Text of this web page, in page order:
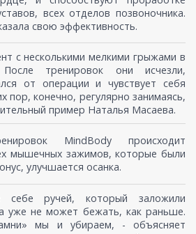
всех отделов позвоночника.
свою эффективность.
с несколькими мелкими грыжами в
После тренировок они исчезли,
от операции и чувствует себя
пор, конечно, регулярно занимаясь,
пример Наталья Масаева.
MindBody происходит
мышечных зажимов, которые были
улучшается осанка.
себе ручей, который заложили
уже не может бежать, как раньше.
мы и убираем, - объясняет